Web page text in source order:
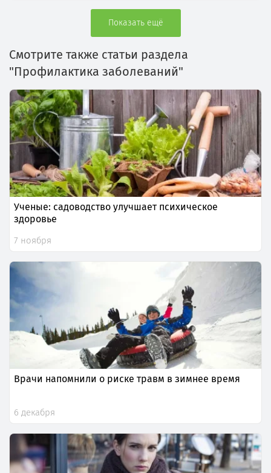
Показать ещё
Смотрите также статьи раздела
"Профилактика заболеваний"
Ученые: садоводство улучшает психическое
здоровье
7 ноября
Врачи напомнили о риске травм в зимнее время
6 декабря